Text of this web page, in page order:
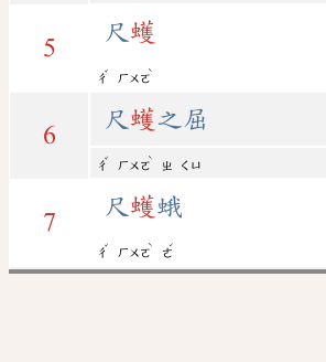
5
尺 蠖
ㄔ
ˇ
ㄏㄨㄛ
ˋ
6
尺 蠖 之屈
ㄔ
ˇ
ㄏㄨㄛ
ˋ
ㄓ ㄑㄩ
7
尺 蠖蛾
ㄔ
ˇ
ㄏㄨㄛ
ˋ
ㄜ
ˊ